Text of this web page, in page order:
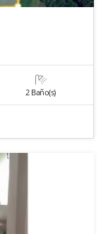
2 Baño(s)